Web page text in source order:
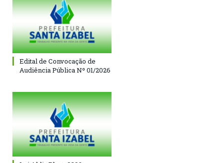
Edital de Convocação de
Audiência Pública Nº 01/2026